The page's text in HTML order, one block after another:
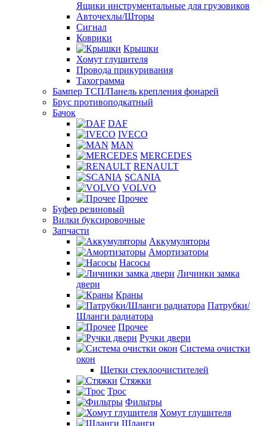
Ящики инструментальные для грузовиков
Авточехлы/Шторы
Сигнал
Коврики
Крышки
Хомут глушителя
Провода прикуривания
Тахограмма
Бампер ТСП/Панель крепления фонарей
Брус противоподкатный
Бачок
DAF
IVECO
MAN
MERCEDES
RENAULT
SCANIA
VOLVO
Прочее
Буфер резиновый
Вилки буксировочные
Запчасти
Аккумуляторы
Амортизаторы
Насосы
Личинки замка
двери
Краны
Патрубки/
Шланги радиатора
Прочее
Ручки двери
Система очистки
окон
Щетки стеклоочистителей
Стяжки
Трос
Фильтры
Хомут глушителя
Шланги